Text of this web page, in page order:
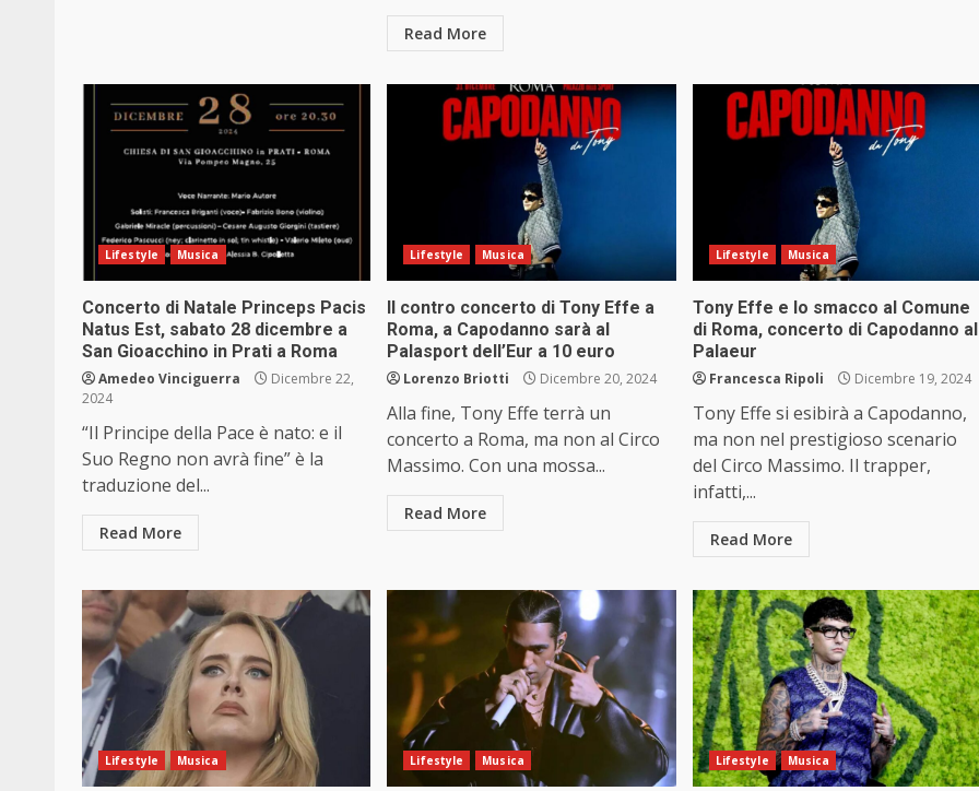
Read More
Lifestyle Musica
Concerto di Natale Princeps Pacis
Natus Est, sabato 28 dicembre a
San Gioacchino in Prati a Roma
Amedeo Vinciguerra
Dicembre 22,
2024
“Il Principe della Pace è nato: e il
Suo Regno non avrà fine” è la
traduzione del...
Read More
Lifestyle Musica
Il contro concerto di Tony Effe a
Roma, a Capodanno sarà al
Palasport dell’Eur a 10 euro
Lorenzo Briotti Dicembre 20, 2024
Alla fine, Tony Effe terrà un
concerto a Roma, ma non al Circo
Massimo. Con una mossa...
Read More
Lifestyle Musica
Tony Effe e lo smacco al Comune
di Roma, concerto di Capodanno al
Palaeur
Francesca Ripoli Dicembre 19, 2024
Tony Effe si esibirà a Capodanno,
ma non nel prestigioso scenario
del Circo Massimo. Il trapper,
infatti,...
Read More
Lifestyle Musica Lifestyle Musica Lifestyle Musica